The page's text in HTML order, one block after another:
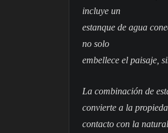
incluye un
estanque de agua
no solo
embellece el paisaje,
La combinación de
convierte a la
contacto con la